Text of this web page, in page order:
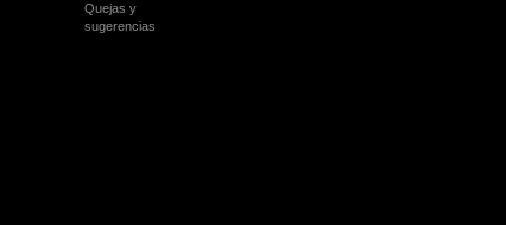
Quejas y
sugerencias